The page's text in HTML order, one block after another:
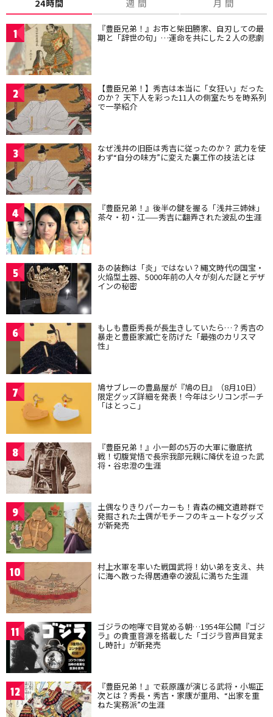
1 『豊臣兄弟！』お市と柴田勝家、自刃しての最
期と「辞世の句」…運命を共にした２人の悲劇
2 【豊臣兄弟！】秀吉は本当に「女狂い」だった
のか？ 天下人を彩った11人の側室たちを時系列
で一挙紹介
3 なぜ浅井の旧臣は秀吉に従ったのか？ 武力を使
わず“自分の味方”に変えた裏工作の技法とは
4 『豊臣兄弟！』後半の鍵を握る「浅井三姉妹」
茶々・初・江——秀吉に翻弄された波乱の生涯
5 あの装飾は「炎」ではない？縄文時代の国宝・
火焔型土器、5000年前の人々が刻んだ謎とデザ
インの秘密
6 もしも豊臣秀長が長生きしていたら…？秀吉の
暴走と豊臣家滅亡を防げた「最強のカリスマ
性」
7 鳩サブレーの豊島屋が『鳩の日』（8月10日）
限定グッズ詳細を発表！今年はシリコンポーチ
「はとっこ」
8 『豊臣兄弟！』小一郎の5万の大軍に徹底抗
戦！切腹覚悟で長宗我部元親に降伏を迫った武
将・谷忠澄の生涯
9 土偶なりきりパーカーも！青森の縄文遺跡群で
発掘された土偶がモチーフのキュートなグッズ
が新発売
10 村上水軍を率いた戦国武将！幼い弟を支え、共
に海へ散った得居通幸の波乱に満ちた生涯
11 ゴジラの咆哮で目覚める朝…1954年公開『ゴジ
ラ』の貴重音源を搭載した「ゴジラ音声目覚ま
し時計」が新発売
12 『豊臣兄弟！』で萩原護が演じる武将・小堀正
次とは？秀長・秀吉・家康が重用、“出家を重
ねた実務派”の生涯